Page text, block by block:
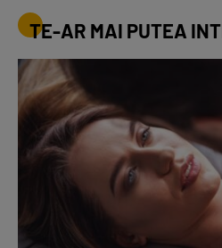
TE-AR MAI PUTEA